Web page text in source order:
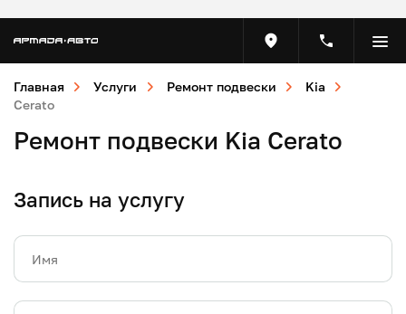
Главная Услуги Ремонт подвески
Kia
Cerato
Ремонт подвески Kia Cerato
Запись на услугу
Имя